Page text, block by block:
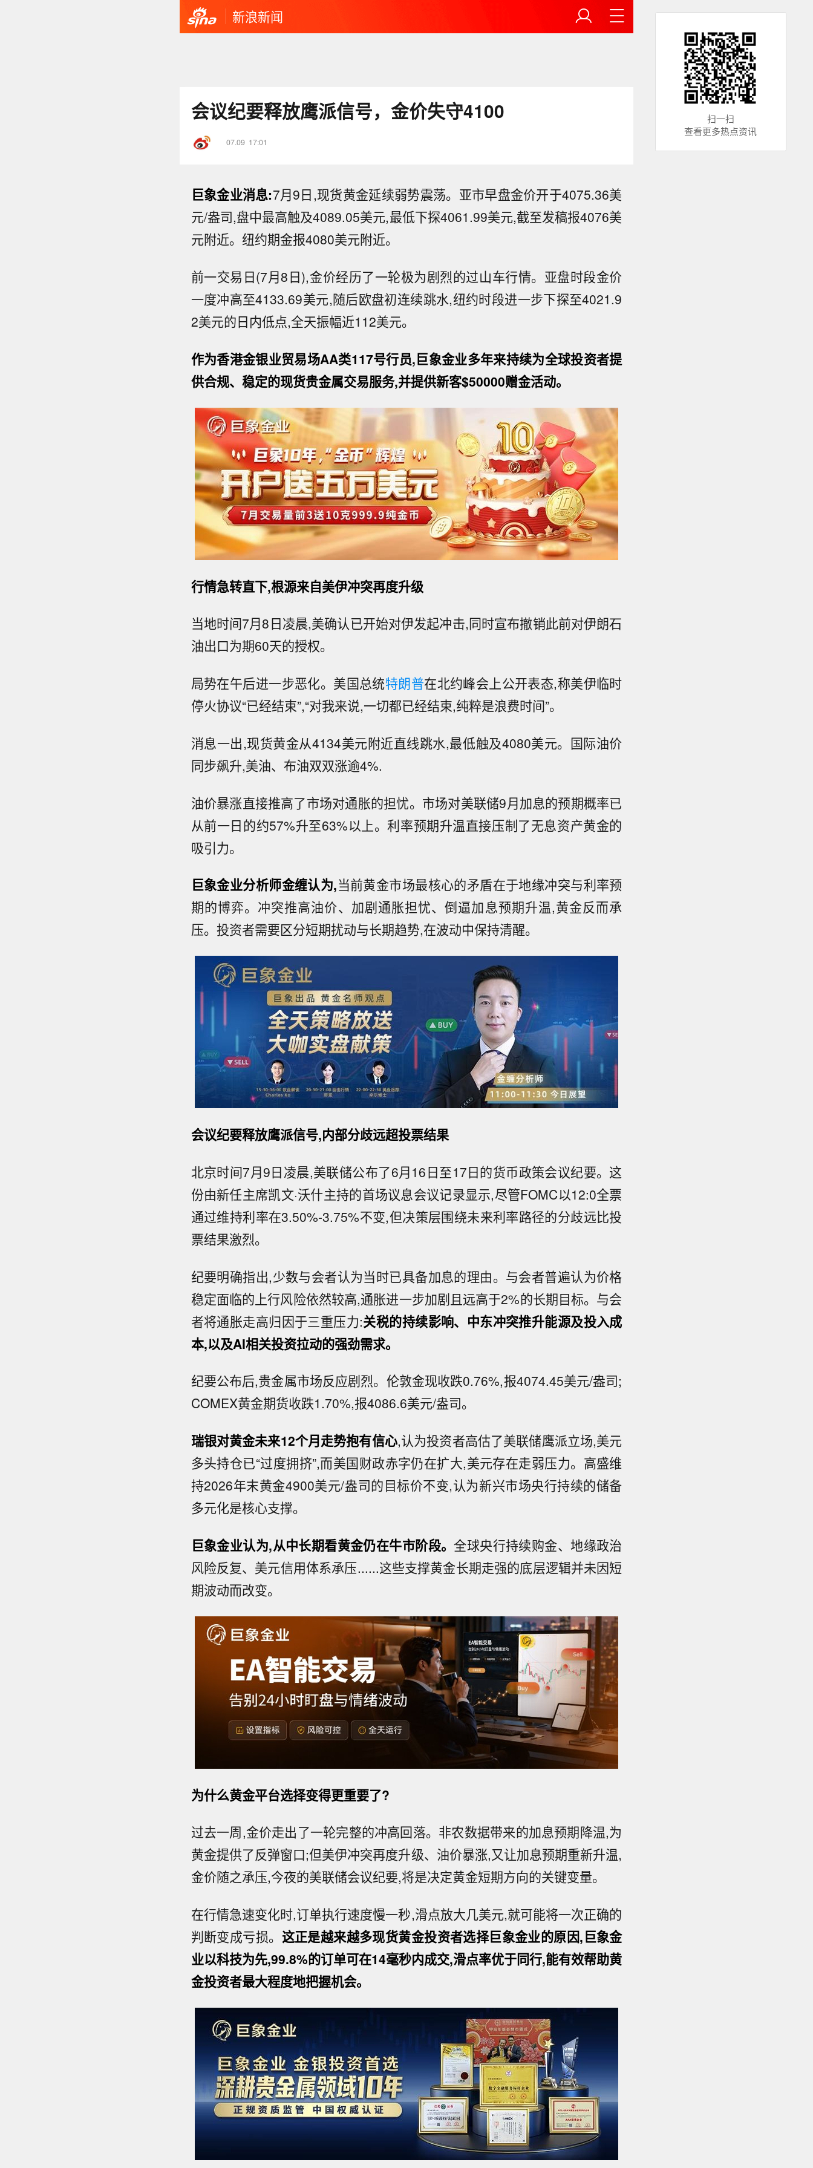
新浪新闻
会议纪要释放鹰派信号，金价失守4100
07.09 17:01
巨象金业消息:7月9日,现货黄金延续弱势震荡。亚市早盘金价开于4075.36美
元/盎司,盘中最高触及4089.05美元,最低下探4061.99美元,截至发稿报4076美
元附近。纽约期金报4080美元附近。
前一交易日(7月8日),金价经历了一轮极为剧烈的过山车行情。亚盘时段金价
一度冲高至4133.69美元,随后欧盘初连续跳水,纽约时段进一步下探至4021.9
2美元的日内低点,全天振幅近112美元。
作为香港金银业贸易场AA类117号行员,巨象金业多年来持续为全球投资者提
供合规、稳定的现货贵金属交易服务,并提供新客$50000赠金活动。
行情急转直下,根源来自美伊冲突再度升级
当地时间7月8日凌晨,美确认已开始对伊发起冲击,同时宣布撤销此前对伊朗石
油出口为期60天的授权。
局势在午后进一步恶化。美国总统特朗普在北约峰会上公开表态,称美伊临时
停火协议“已经结束”,“对我来说,一切都已经结束,纯粹是浪费时间”。
消息一出,现货黄金从4134美元附近直线跳水,最低触及4080美元。国际油价
同步飙升,美油、布油双双涨逾4%.
油价暴涨直接推高了市场对通胀的担忧。市场对美联储9月加息的预期概率已
从前一日的约57%升至63%以上。利率预期升温直接压制了无息资产黄金的
吸引力。
巨象金业分析师金缠认为,当前黄金市场最核心的矛盾在于地缘冲突与利率预
期的博弈。冲突推高油价、加剧通胀担忧、倒逼加息预期升温,黄金反而承
压。投资者需要区分短期扰动与长期趋势,在波动中保持清醒。
会议纪要释放鹰派信号,内部分歧远超投票结果
北京时间7月9日凌晨,美联储公布了6月16日至17日的货币政策会议纪要。这
份由新任主席凯文·沃什主持的首场议息会议记录显示,尽管FOMC以12:0全票
通过维持利率在3.50%-3.75%不变,但决策层围绕未来利率路径的分歧远比投
票结果激烈。
纪要明确指出,少数与会者认为当时已具备加息的理由。与会者普遍认为价格
稳定面临的上行风险依然较高,通胀进一步加剧且远高于2%的长期目标。与会
者将通胀走高归因于三重压力:关税的持续影响、中东冲突推升能源及投入成
本,以及AI相关投资拉动的强劲需求。
纪要公布后,贵金属市场反应剧烈。伦敦金现收跌0.76%,报4074.45美元/盎司;
COMEX黄金期货收跌1.70%,报4086.6美元/盎司。
瑞银对黄金未来12个月走势抱有信心,认为投资者高估了美联储鹰派立场,美元
多头持仓已“过度拥挤”,而美国财政赤字仍在扩大,美元存在走弱压力。高盛维
持2026年末黄金4900美元/盎司的目标价不变,认为新兴市场央行持续的储备
多元化是核心支撑。
巨象金业认为,从中长期看黄金仍在牛市阶段。全球央行持续购金、地缘政治
风险反复、美元信用体系承压......这些支撑黄金长期走强的底层逻辑并未因短
期波动而改变。
为什么黄金平台选择变得更重要了?
过去一周,金价走出了一轮完整的冲高回落。非农数据带来的加息预期降温,为
黄金提供了反弹窗口;但美伊冲突再度升级、油价暴涨,又让加息预期重新升温,
金价随之承压,今夜的美联储会议纪要,将是决定黄金短期方向的关键变量。
在行情急速变化时,订单执行速度慢一秒,滑点放大几美元,就可能将一次正确的
判断变成亏损。 这正是越来越多现货黄金投资者选择巨象金业的原因,巨象金
业以科技为先,99.8%的订单可在14毫秒内成交,滑点率优于同行,能有效帮助黄
金投资者最大程度地把握机会。
扫一扫
查看更多热点资讯